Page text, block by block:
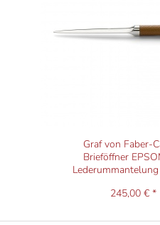
Graf von Faber-
Brieföffner
245,00 € *